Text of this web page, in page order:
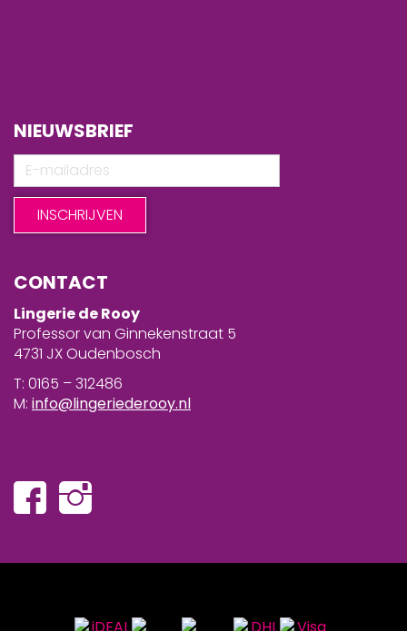
NIEUWSBRIEF
CONTACT
Lingerie de Rooy
Professor van Ginnekenstraat 5
4731 JX Oudenbosch
T: 0165 – 312486
M: info@lingeriederooy.nl